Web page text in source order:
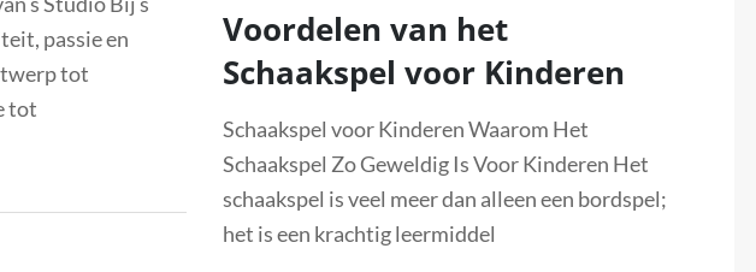
passie en
tot
tot
Voordelen van het
Schaakspel voor Kinderen
Schaakspel voor Kinderen Waarom Het
Schaakspel Zo Geweldig Is Voor Kinderen Het
schaakspel is veel meer dan alleen een bordspel;
het is een krachtig leermiddel